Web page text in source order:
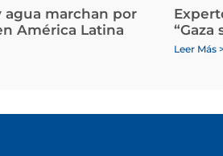
agua marchan por
América Latina
“Gaza
Leer Más